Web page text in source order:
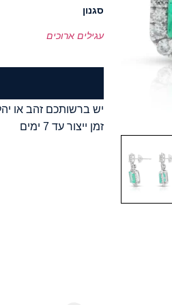
סגנון
עגילים ארוכים
יש ברשותכם זהב או
זמן ייצור עד 7 ימים